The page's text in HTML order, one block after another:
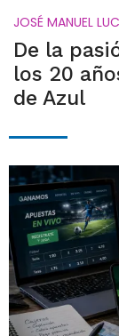
JOSÉ MANUEL
De la
los 20
de Azul